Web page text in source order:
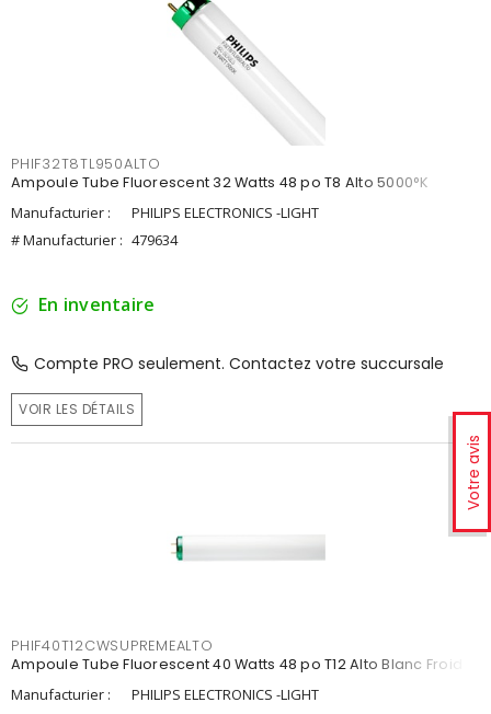
Votre avis
PHIF32T8TL950ALTO
Ampoule Tube Fluorescent 32 Watts 48 po T8 Alto 5000°K
Manufacturier :
PHILIPS ELECTRONICS -LIGHT
# Manufacturier : 479634
En inventaire
Compte PRO seulement. Contactez votre succursale
VOIR LES DÉTAILS
PHIF40T12CWSUPREMEALTO
Ampoule Tube Fluorescent 40 Watts 48 po T12 Alto Blanc Froid
Manufacturier :
PHILIPS ELECTRONICS -LIGHT